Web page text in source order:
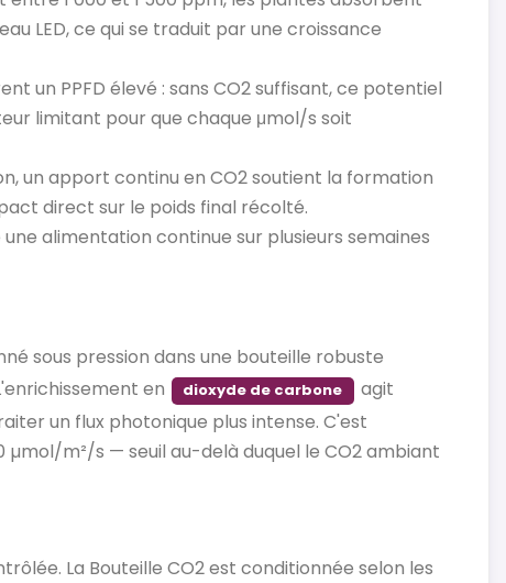
LED, ce qui se traduit par une croissance
un PPFD élevé : sans CO2 suffisant, ce potentiel
limitant pour que chaque μmol/s soit
un apport continu en CO2 soutient la formation
direct sur le poids final récolté.
alimentation continue sur plusieurs semaines
sous pression dans une bouteille robuste
en
dioxyde de carbone
agit
un flux photonique plus intense. C'est
µmol/m²/s — seuil au-delà duquel le CO2 ambiant
La Bouteille CO2 est conditionnée selon les